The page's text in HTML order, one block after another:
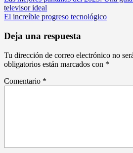
de
televisor ideal
El increíble progreso tecnológico
Deja una respuesta
Tu dirección de correo electrónico no
obligatorios están marcados con *
Comentario *